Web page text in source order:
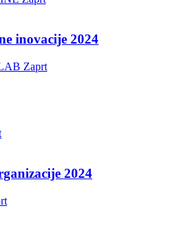
inovacije 2024
Zaprt
2024